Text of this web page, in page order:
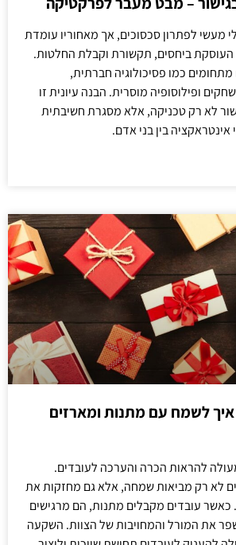
מעשי לפתרון סכסוכים, אך מאחוריו עומדת
העוסקת ביחסים, תקשורת וקבלת החלטות.
כמו פסיכולוגיה חברתית,
ופילוסופיה מוסרית. הבנה עיונית זו
לא רק טכניקה, אלא מסגרת חשיבתית
בין בני אדם.
איך לשמח עם מתנות ומארזים
להראות הכרה והערכה לעובדים.
לא רק מביאות שמחה, אלא גם מחזקות את
כאשר עובדים מקבלים מתנות, הם מרגישים
את המורל והמחויבות של הצוות. השקעה